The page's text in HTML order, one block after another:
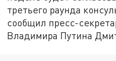
третьего раунда
сообщил пресс-
Владимира Путина